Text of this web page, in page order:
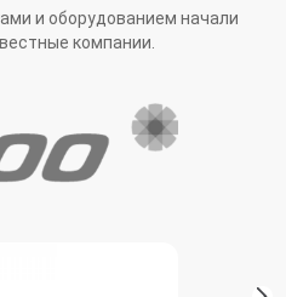
и оборудованием начали
компании.